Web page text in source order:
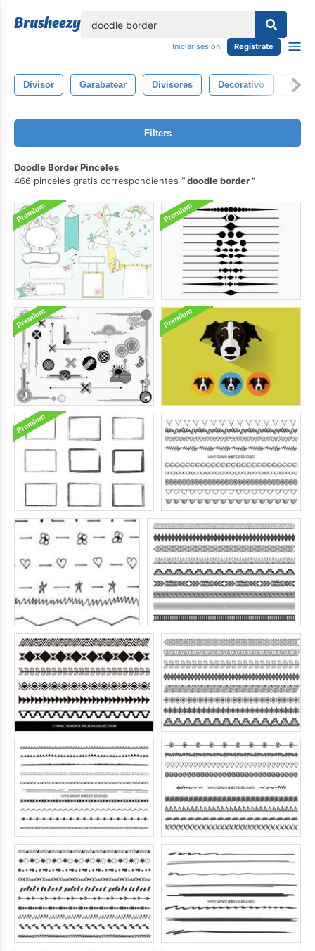
Iniciar sesión Regístrate
Divisor Garabatear Divisores Decorativo
Filters
Doodle Border Pinceles
466 pinceles gratis correspondientes
doodle border